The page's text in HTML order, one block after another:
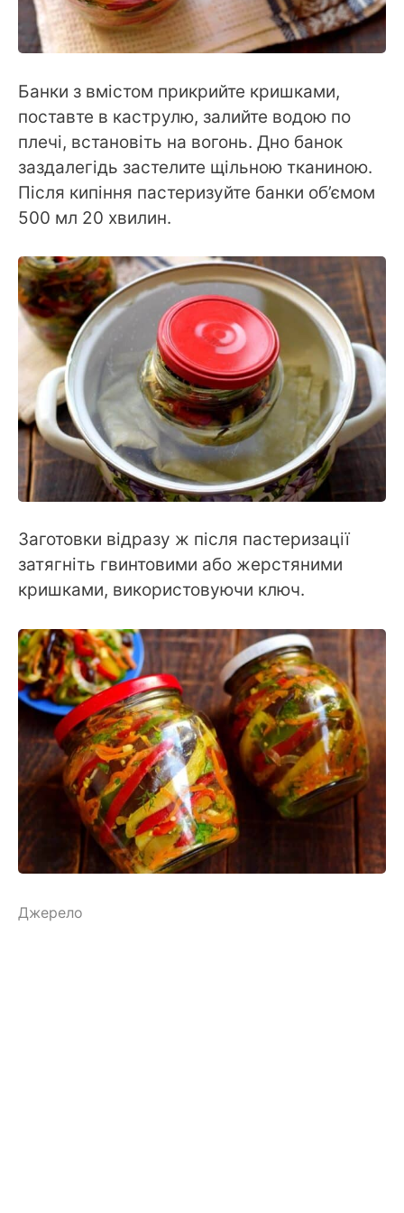
Банки з вмістом прикрийте кришками,
поставте в каструлю, залийте водою по
плечі, встановіть на вогонь. Дно банок
заздалегідь застелите щільною тканиною.
Після кипіння пастеризуйте банки об’ємом
500 мл 20 хвилин.
Заготовки відразу ж після пастеризації
затягніть гвинтовими або жерстяними
кришками, використовуючи ключ.
Джерело